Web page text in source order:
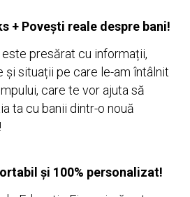
+ Povești reale despre bani!
presărat cu informații,
și situații pe care le-am întâlnit
care te vor ajuta să
ta cu banii dintr-o nouă
și 100% personalizat!